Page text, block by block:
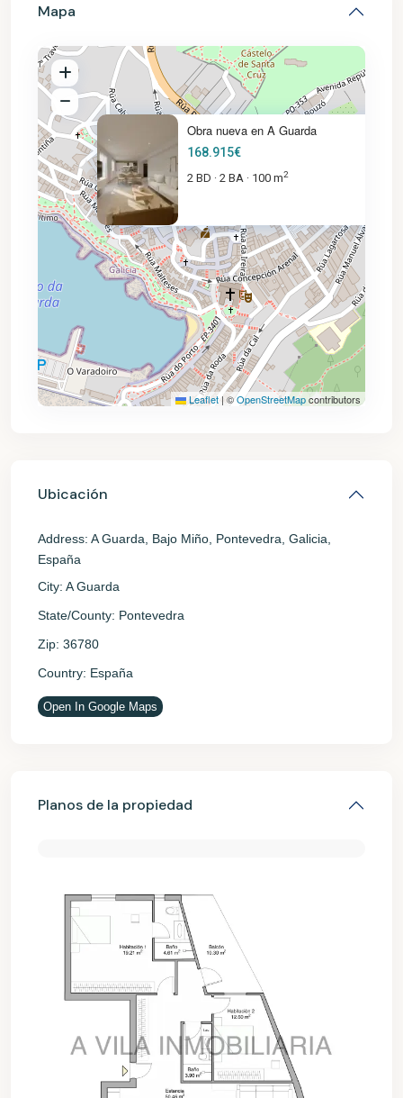
Mapa
168.915€
Obra nueva en A Guarda
168.915€
2 BD · 2 BA · 100 m2
Leaflet| ©OpenStreetMapcontributors
Ubicación
Address: A Guarda, Bajo Miño, Pontevedra, Galicia,
España
City: A Guarda
State/County: Pontevedra
Zip: 36780
Country: España
Open In Google Maps
Planos de la propiedad